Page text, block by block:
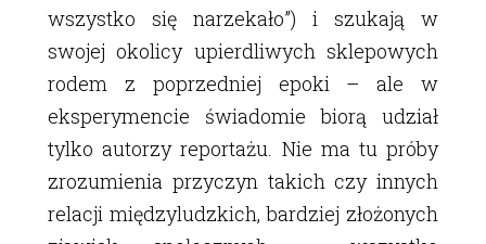
wszystko się narzekało”) i szukają w
swojej okolicy upierdliwych sklepowych
rodem z poprzedniej epoki – ale w
eksperymencie świadomie biorą udział
tylko autorzy reportażu. Nie ma tu próby
zrozumienia przyczyn takich czy innych
relacji międzyludzkich, bardziej złożonych